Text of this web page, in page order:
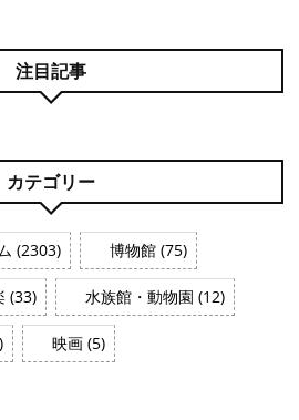
注目記事
カテゴリー
(2303) 博物館 (75)
(33) 水族館・動物園 (12)
映画 (5)